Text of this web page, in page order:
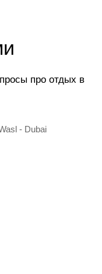
про отдых в
- Dubai